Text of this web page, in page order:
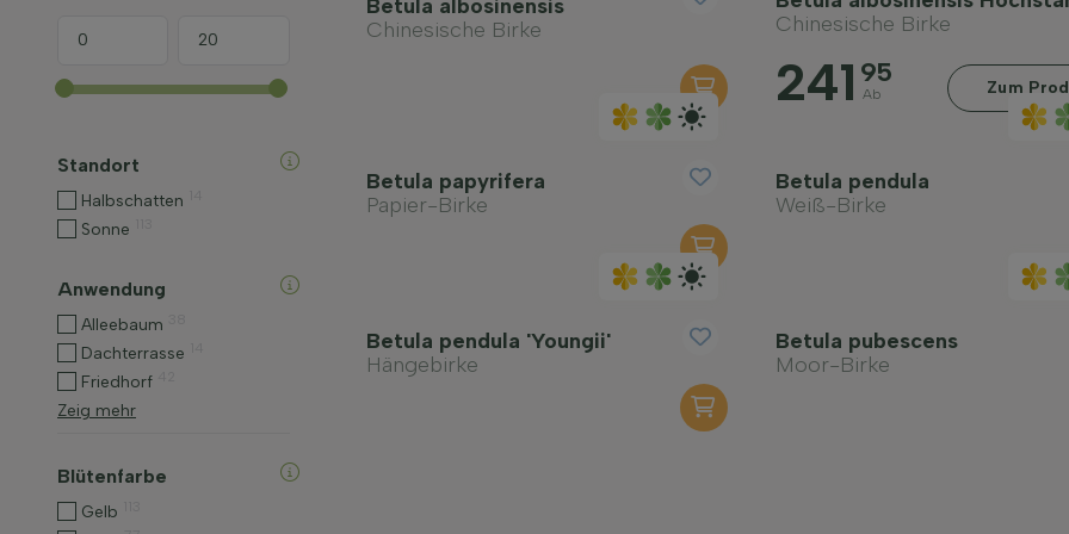
Standort
Halbschatten
Sonne
Anwendung
Alleebaum
Dachterrasse
Friedhorf
Zeig mehr
Blütenfarbe
Gelb
Betula albosinensis
Chinesische Birke
Chinesische Birke
241 95
Ab Zum
Betula papyrifera
Papier-Birke
Betula pendula
Weiß-Birke
Betula pendula 'Youngii'
Hängebirke
Betula pubescens
Moor-Birke